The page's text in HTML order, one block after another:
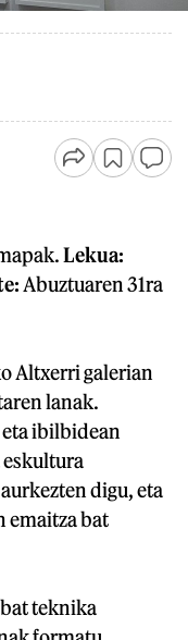
Lekua:
Abuztuaren 31ra
Altxerri galerian
lanak.
ibilbidean
digu, eta
emaitza bat
teknika